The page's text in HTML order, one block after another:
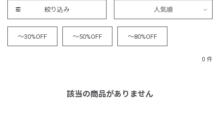
絞り込み 人気順
～30%OFF ～50%OFF ～80%OFF
0 件
該当の商品がありません